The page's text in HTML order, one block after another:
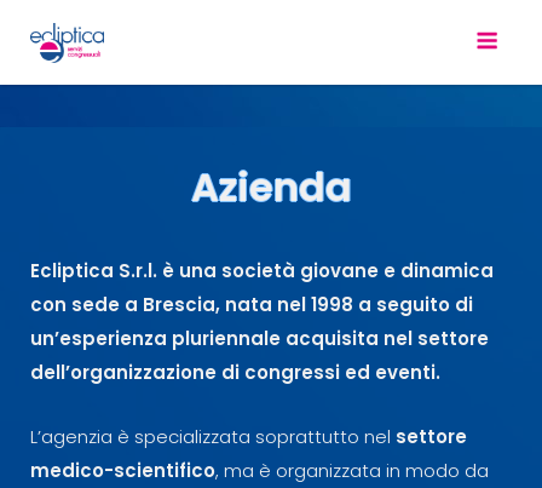
Azienda
Ecliptica S.r.l. è una società giovane e dinamica
con sede a Brescia, nata nel 1998 a seguito di
un’esperienza pluriennale acquisita nel settore
dell’organizzazione di congressi ed eventi.
L’agenzia è specializzata soprattutto nel settore
medico-scientifico, ma è organizzata in modo da